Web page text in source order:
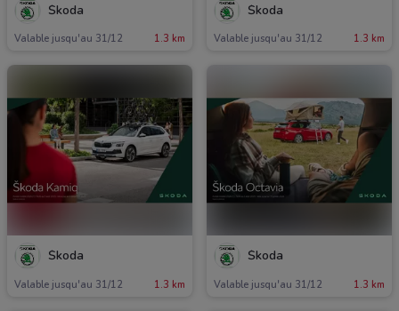
koda
Valable jusqu'au 31/12 1.3 km
koda
Valable jusqu'au 31/12 1.3 km
koda
Valable jusqu'au 31/12 1.3 km
koda
Valable jusqu'au 31/12 1.3 km